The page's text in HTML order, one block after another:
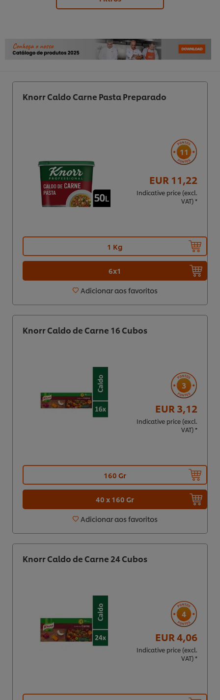
Knorr Caldo Carne Pasta Preparado
11
Indicative price (excl.
VAT) *
EUR 11,22
1 Kg
6x1
Adicionar aos favoritos
Knorr Caldo de Carne 16 Cubos
3
Indicative price (excl.
VAT) *
EUR 3,12
160 Gr
40 x 160 Gr
Adicionar aos favoritos
Knorr Caldo de Carne 24 Cubos
4
Indicative price (excl.
VAT) *
EUR 4,06